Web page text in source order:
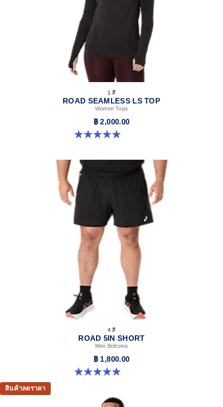
100% Recycled Polyester
1 สี
ROAD SEAMLESS LS TOP
Women Tops
฿ 2,000.00
4.9 จาก 5 ดาว 333 รีวิว
4 สี
ROAD 5IN SHORT
Men Bottoms
฿ 1,800.00
4.9 จาก 5 ดาว 307 รีวิว
สินค้าลดราคา